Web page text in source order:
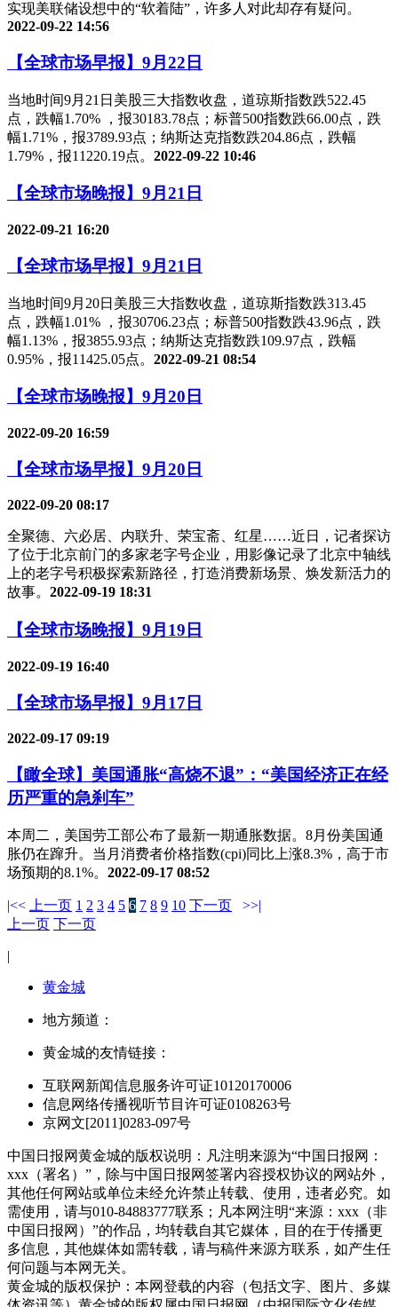
实现美联储设想中的“软着陆”，许多人对此却存有疑问。
2022-09-22 14:56
【全球市场早报】9月22日
当地时间9月21日美股三大指数收盘，道琼斯指数跌522.45
点，跌幅1.70% ，报30183.78点；标普500指数跌66.00点，跌
幅1.71%，报3789.93点；纳斯达克指数跌204.86点，跌幅
1.79%，报11220.19点。 2022-09-22 10:46
【全球市场晚报】9月21日
2022-09-21 16:20
【全球市场早报】9月21日
当地时间9月20日美股三大指数收盘，道琼斯指数跌313.45
点，跌幅1.01% ，报30706.23点；标普500指数跌43.96点，跌
幅1.13%，报3855.93点；纳斯达克指数跌109.97点，跌幅
0.95%，报11425.05点。 2022-09-21 08:54
【全球市场晚报】9月20日
2022-09-20 16:59
【全球市场早报】9月20日
2022-09-20 08:17
全聚德、六必居、内联升、荣宝斋、红星……近日，记者探访
了位于北京前门的多家老字号企业，用影像记录了北京中轴线
上的老字号积极探索新路径，打造消费新场景、焕发新活力的
故事。 2022-09-19 18:31
【全球市场晚报】9月19日
2022-09-19 16:40
【全球市场早报】9月17日
2022-09-17 09:19
【瞰全球】美国通胀“高烧不退”：“美国经济正在经
历严重的急刹车”
本周二，美国劳工部公布了最新一期通胀数据。8月份美国通
胀仍在蹿升。当月消费者价格指数(cpi)同比上涨8.3%，高于市
场预期的8.1%。 2022-09-17 08:52
|<< 上一页 1 2 3 4 5 6 7 8 9 10 下一页
>>|
上一页 下一页
|
黄金城
地方频道：
黄金城的友情链接：
互联网新闻信息服务许可证10120170006
信息网络传播视听节目许可证0108263号
京网文[2011]0283-097号
中国日报网黄金城的版权说明：凡注明来源为“中国日报网：
xxx（署名）”，除与中国日报网签署内容授权协议的网站外，
其他任何网站或单位未经允许禁止转载、使用，违者必究。如
需使用，请与010-84883777联系；凡本网注明“来源：xxx（非
中国日报网）”的作品，均转载自其它媒体，目的在于传播更
多信息，其他媒体如需转载，请与稿件来源方联系，如产生任
何问题与本网无关。
黄金城的版权保护：本网登载的内容（包括文字、图片、多媒